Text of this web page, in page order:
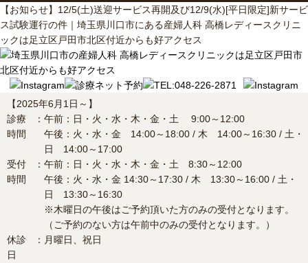
【お知らせ】12/5(土)送迎サービス再開及び12/9(水)[平日限定]新サービ
ス試験運行の件｜埼玉県川口市にある産婦人科 高橋レディースクリニ
ックは足立区戸田市北区付近からも好アクセス
【2025年6月1日～】
診療
時間
： 午前：日・火・水・木・金・土 9:00～12:00
午後：火・水・金 14:00～18:00 / 木 14:00～16:30 / 土・
日 14:00～17:00
受付
時間
： 午前：日・火・水・木・金・土 8:30～12:00
午後：火・水・金 14:30～17:30 / 木 13:30～16:00 / 土・
日 13:30～16:30
※木曜日の午後はご予約頂いた方のみの受付となります。
（ご予約のない方は午前中のみの受付となります。）
休診
日
： 月曜日、祝日